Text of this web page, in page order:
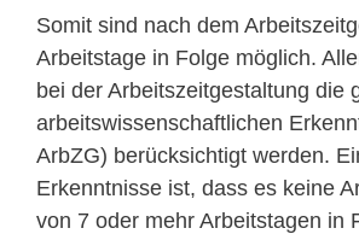
Somit sind nach dem
Arbeitstage in Folge möglich.
bei der Arbeitszeitgestaltung die
arbeitswissenschaftlichen
ArbZG) berücksichtigt werden.
Erkenntnisse ist, dass es keine
von 7 oder mehr Arbeitstagen in